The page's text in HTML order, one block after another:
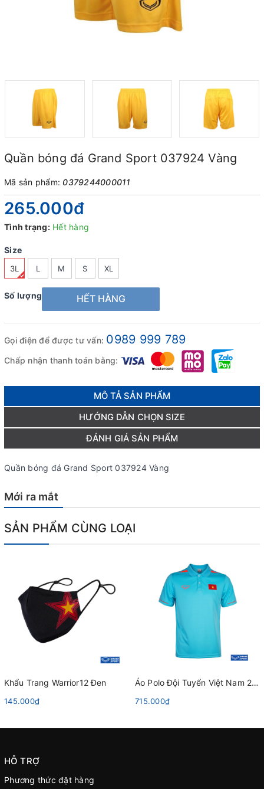
Quần bóng đá Grand Sport 037924 Vàng
Mã sản phẩm: 0379244000011
265.000₫
Tình trạng: Hết hàng
Size
3L L M S XL
Số lượng HẾT HÀNG
Gọi điện để được tư vấn: 0989 999 789
Chấp nhận thanh toán bằng:
MÔ TẢ SẢN PHẨM
HƯỚNG DẪN CHỌN SIZE
ĐÁNH GIÁ SẢN PHẨM
Quần bóng đá Grand Sport 037924 Vàng
Mới ra mắt
SẢN PHẨM CÙNG LOẠI
Khẩu Trang Warrior12 Đen
145.000₫
Áo Polo Đội Tuyển Việt Nam 2023 Grand Sport 022053 Xanh Da Trời
715.000₫
HỖ TRỢ
Phương thức đặt hàng